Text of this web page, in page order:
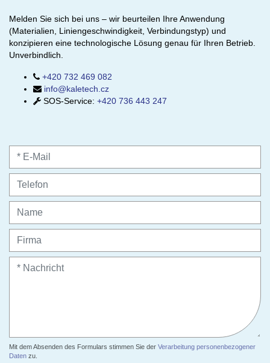
Melden Sie sich bei uns – wir beurteilen Ihre Anwendung
(Materialien, Liniengeschwindigkeit, Verbindungstyp) und
konzipieren eine technologische Lösung genau für Ihren Betrieb.
Unverbindlich.
+420 732 469 082
info@kaletech.cz
SOS-Service: +420 736 443 247
Mit dem Absenden des Formulars stimmen Sie der Verarbeitung personenbezogener
Daten zu.